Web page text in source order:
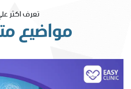
تعرف اكثر
مواضيع